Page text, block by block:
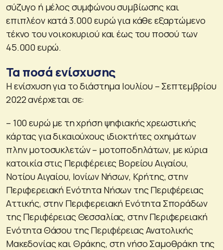
σύζυγο ή μέλος συμφώνου συμβίωσης και
επιπλέον κατά 3.000 ευρώ για κάθε εξαρτώμενο
τέκνο του νοικοκυριού και έως του ποσού των
45.000 ευρώ.
Τα ποσά ενίσχυσης
Η ενίσχυση για το διάστημα Ιουλίου – Σεπτεμβρίου
2022 ανέρχεται σε:
– 100 ευρώ με τη χρήση ψηφιακής χρεωστικής
κάρτας για δικαιούχους ιδιοκτήτες οχημάτων
πλην μοτοσυκλετών – μοτοποδηλάτων, με κύρια
κατοικία στις Περιφέρειες Βορείου Αιγαίου,
Νοτίου Αιγαίου, Ιονίων Νήσων, Κρήτης, στην
Περιφερειακή Ενότητα Νήσων της Περιφέρειας
Αττικής, στην Περιφερειακή Ενότητα Σποράδων
της Περιφέρειας Θεσσαλίας, στην Περιφερειακή
Ενότητα Θάσου της Περιφέρειας Ανατολικής
Μακεδονίας και Θράκης, στη νήσο Σαμοθράκη της